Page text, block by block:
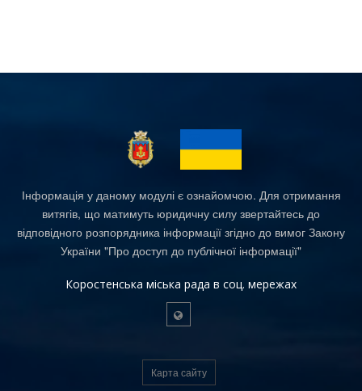
Інформація у даному модулі є ознайомчою. Для отримання
витягів, що матимуть юридичну силу звертайтесь до
відповідного розпорядника інформації згідно до вимог Закону
України "Про доступ до публічної інформації"
Коростенська міська рада в соц. мережах
Карта сайту